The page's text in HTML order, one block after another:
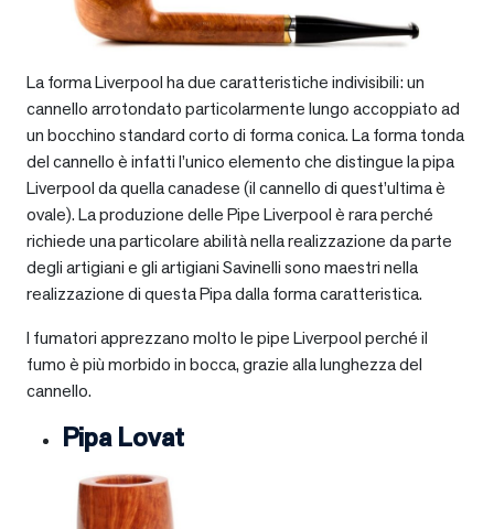
La forma Liverpool ha due caratteristiche indivisibili: un
cannello arrotondato particolarmente lungo accoppiato ad
un bocchino standard corto di forma conica. La forma tonda
del cannello è infatti l’unico elemento che distingue la pipa
Liverpool da quella canadese (il cannello di quest’ultima è
ovale). La produzione delle Pipe Liverpool è rara perché
richiede una particolare abilità nella realizzazione da parte
degli artigiani e gli artigiani Savinelli sono maestri nella
realizzazione di questa Pipa dalla forma caratteristica.
I fumatori apprezzano molto le pipe Liverpool perché il
fumo è più morbido in bocca, grazie alla lunghezza del
cannello.
Pipa Lovat